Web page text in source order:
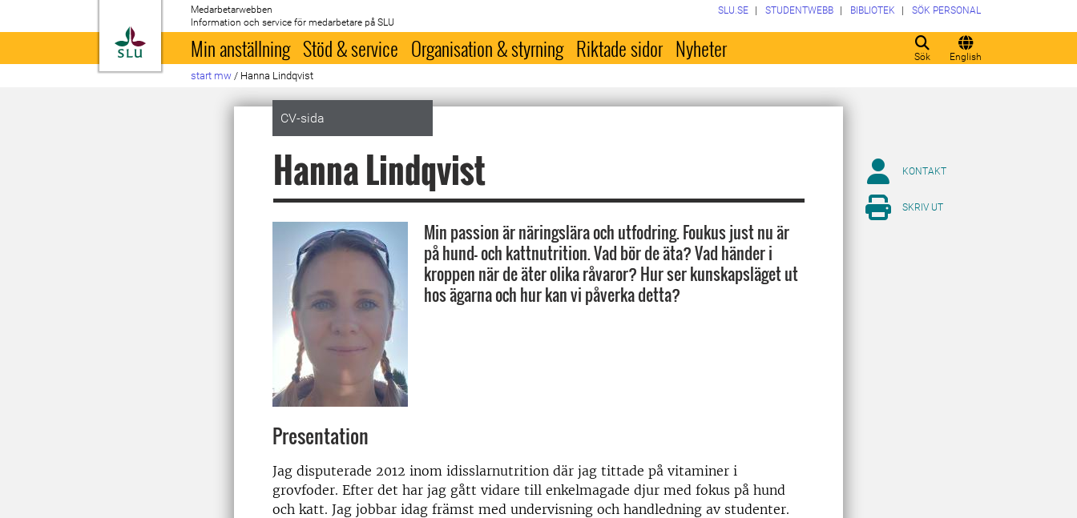
Till startsida
Medarbetarwebben
Information och service för medarbetare på SLU
Sök English
SLU.SE STUDENTWEBB BIBLIOTEK SÖK PERSONAL
Min anställning Stöd & service Organisation & styrning Riktade sidor Nyheter
start mw / Hanna Lindqvist
CV-sida
Hanna Lindqvist
Min passion är näringslära och utfodring. Foukus just nu är
på hund- och kattnutrition. Vad bör de äta? Vad händer i
kroppen när de äter olika råvaror? Hur ser kunskapsläget ut
hos ägarna och hur kan vi påverka detta?
Presentation
Jag disputerade 2012 inom idisslarnutrition där jag tittade på vitaminer i
grovfoder. Efter det har jag gått vidare till enkelmagade djur med fokus på hund
och katt. Jag jobbar idag främst med undervisning och handledning av studenter.
KONTAKT
SKRIV UT